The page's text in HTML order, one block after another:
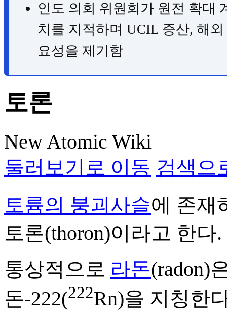
인도 의회 위원회가 원전 확대
치를 지적하며 UCIL 증산, 해
요성을 제기함
토론
New Atomic Wiki
둘러보기로 이동 검색으
토륨의 붕괴사슬에 존재
토론(thoron)이라고 한다.
통상적으로 라돈(radon)
돈-222(222Rn)을 지칭한